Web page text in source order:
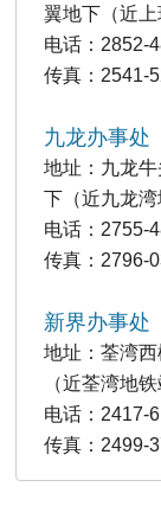
翼地下（近上
电话：2852-
传真：2541-
九龙办事处
地址：九龙
下（近九龙湾
电话：2755-
传真：2796-
新界办事处
地址：荃湾
（近荃湾地铁
电话：2417-
传真：2499-